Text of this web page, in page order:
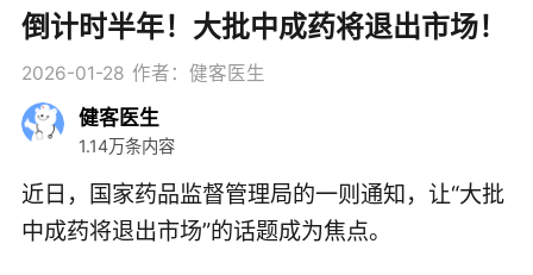
倒计时半年！大批中成药将退出市场！
2026-01-28 作者：健客医生
健客医生
1.14万条内容
近日，国家药品监督管理局的一则通知，让“大批
中成药将退出市场”的话题成为焦点。